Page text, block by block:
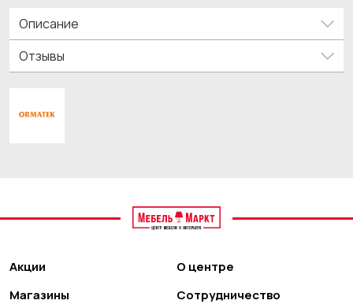
Описание
Отзывы
Акции
Магазины
О центре
Сотрудничество